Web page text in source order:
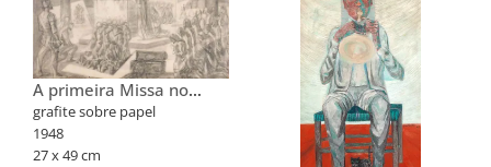
A primeira Missa no
Brasil
grafite sobre papel
1948
27 x 49 cm